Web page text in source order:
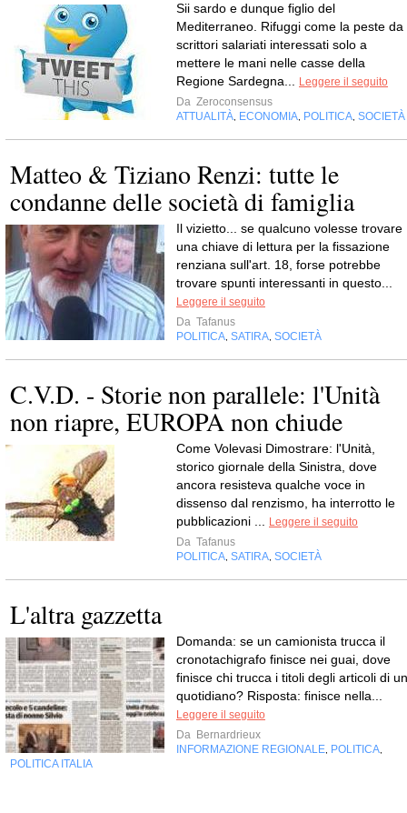
Sii sardo e dunque figlio del
Mediterraneo. Rifuggi come la peste da
scrittori salariati interessati solo a
mettere le mani nelle casse della
Regione Sardegna...
Leggere il seguito
Da Zeroconsensus
ATTUALITÀ ECONOMIA POLITICA SOCIETÀ
Matteo & Tiziano Renzi: tutte le
condanne delle società di famiglia
Il vizietto... se qualcuno volesse trovare
una chiave di lettura per la fissazione
renziana sull'art. 18, forse potrebbe
trovare spunti interessanti in questo...
Leggere il seguito
Da Tafanus
POLITICA SATIRA SOCIETÀ
C.V.D. - Storie non parallele: l'Unità
non riapre, EUROPA non chiude
Come Volevasi Dimostrare: l'Unità,
storico giornale della Sinistra, dove
ancora resisteva qualche voce in
dissenso dal renzismo, ha interrotto le
pubblicazioni ...
Leggere il seguito
Da Tafanus
POLITICA SATIRA SOCIETÀ
L'altra gazzetta
Domanda: se un camionista trucca il
cronotachigrafo finisce nei guai, dove
finisce chi trucca i titoli degli articoli di un
quotidiano? Risposta: finisce nella...
Leggere il seguito
Da Bernardrieux
INFORMAZIONE REGIONALE POLITICA
POLITICA ITALIA